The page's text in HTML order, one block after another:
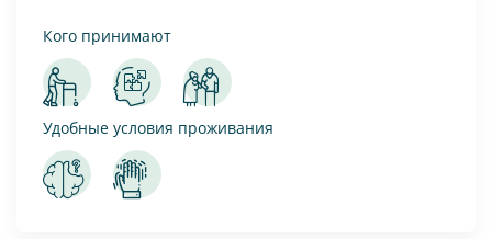
Кого принимают
Удобные условия проживания